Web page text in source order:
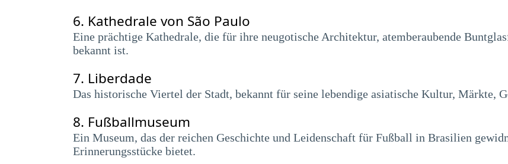
6. Kathedrale von São Paulo
Eine prächtige Kathedrale, die für ihre neugotische Architektur, atemberaubende
bekannt ist.
7. Liberdade
Das historische Viertel der Stadt, bekannt für seine lebendige asiatische Kultur, Märkte,
8. Fußballmuseum
Ein Museum, das der reichen Geschichte und Leidenschaft für Fußball in Brasilien
Erinnerungsstücke bietet.